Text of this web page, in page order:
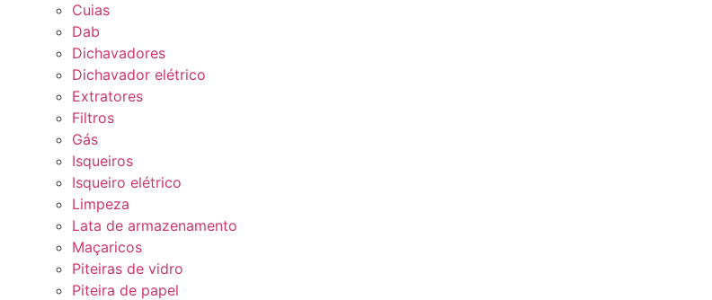
Cuias
Dab
Dichavadores
Dichavador elétrico
Extratores
Filtros
Gás
Isqueiros
Isqueiro elétrico
Limpeza
Lata de armazenamento
Maçaricos
Piteiras de vidro
Piteira de papel